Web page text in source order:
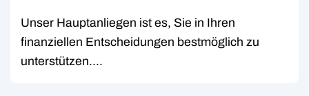
Unser Hauptanliegen ist es, Sie in Ihren
finanziellen Entscheidungen bestmöglich zu
unterstützen....